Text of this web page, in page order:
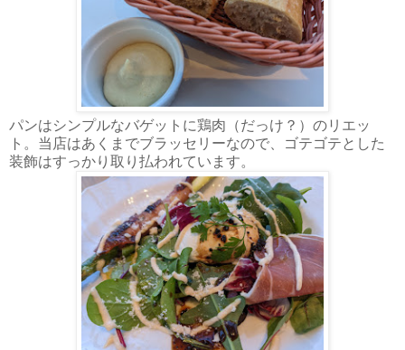
パンはシンプルなバゲットに鶏肉（だっけ？）のリエッ
ト。当店はあくまでブラッセリーなので、ゴテゴテとした
装飾はすっかり取り払われています。